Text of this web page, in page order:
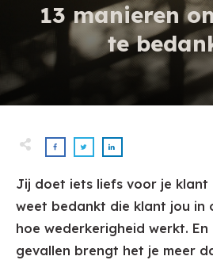
13 manieren
te
Jij doet iets liefs voor je
weet bedankt die klant jou in
hoe wederkerigheid werkt. En
gevallen brengt het je meer